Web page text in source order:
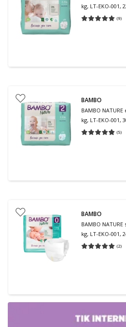
kg, LT-EKO-001,
(9)
Vidutinis įvertinimas
BAMBO
BAMBO NATURE
kg, LT-EKO-001,
(5)
Vidutinis įvertinimas
BAMBO
BAMBO NATURE
kg, LT-EKO-001,
(2)
Vidutinis įvertinimas